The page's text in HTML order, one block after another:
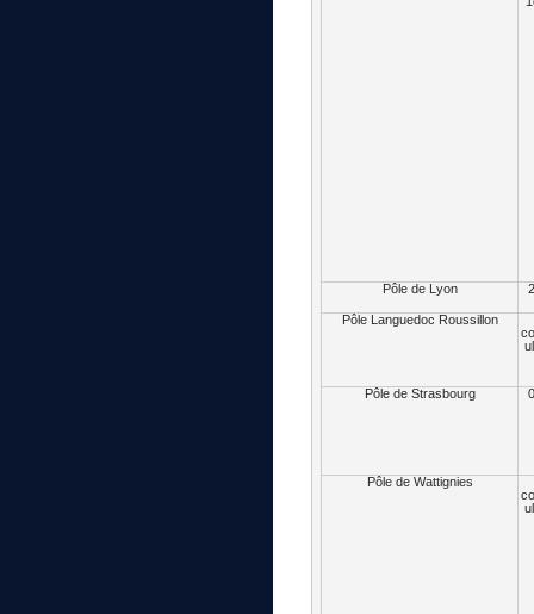
Pôle de Lyon
Pôle Languedoc Roussillon
Pôle de Strasbourg
Pôle de Wattignies